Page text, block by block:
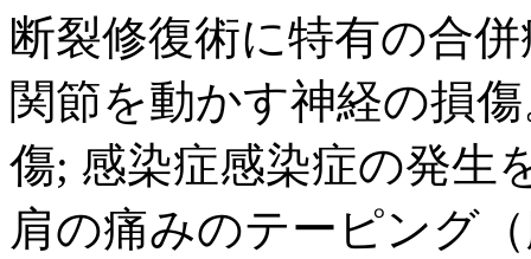
断裂修復術に特有の合
関節を動かす神経の損
傷; 感染症感染症の発生
肩の痛みのテーピング